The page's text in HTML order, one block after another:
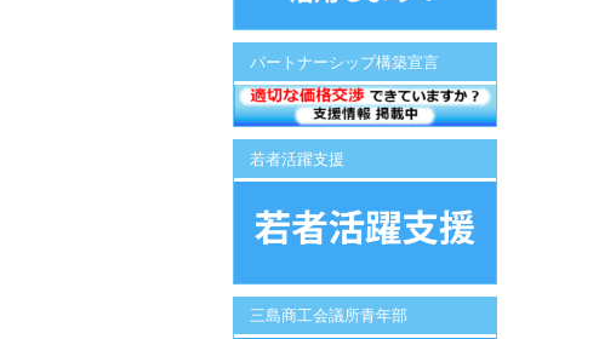
パートナーシップ構築宣言
若者活躍支援
三島商工会議所青年部